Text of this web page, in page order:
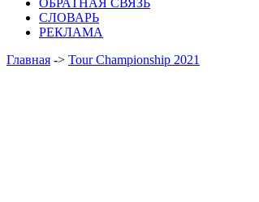
ОБРАТНАЯ СВЯЗЬ
СЛОВАРЬ
РЕКЛАМА
Главная -> Tour Championship 2021